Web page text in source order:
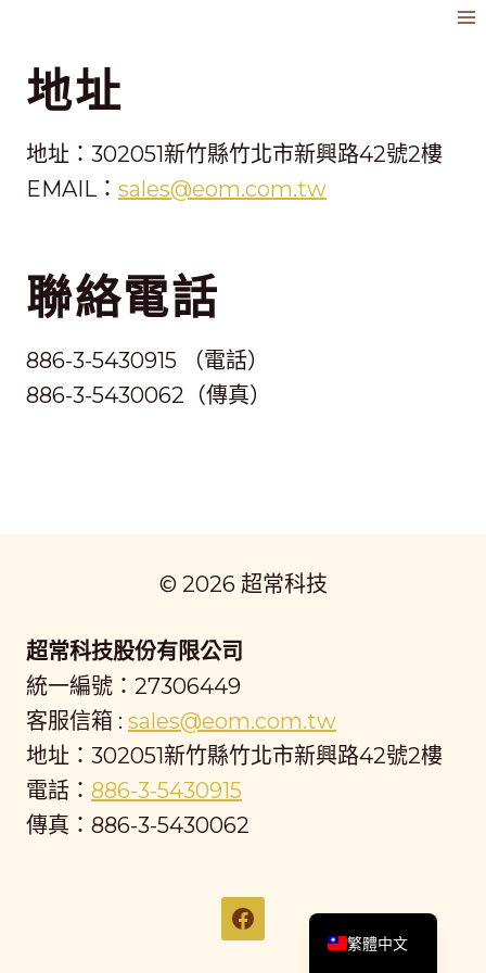
地址
地址：302051新竹縣竹北市新興路42號2樓
EMAIL： sales@eom.com.tw
聯絡電話
886-3-5430915 （電話）
886-3-5430062（傳真）
© 2026 超常科技
超常科技股份有限公司
統一編號：27306449
客服信箱 : sales@eom.com.tw
地址：302051新竹縣竹北市新興路42號2樓
電話： 886-3-5430915
傳真：886-3-5430062
繁體中文